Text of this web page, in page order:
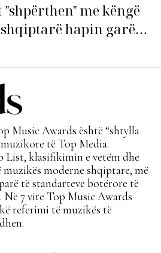
me këngë
hapin garën
Music Awards është “shtylla
të Top Media.
List, klasifikimin e vetëm dhe
moderne shqiptare, më
të standarteve botërore të
7 vite Top Music Awards
referimi të muzikës të